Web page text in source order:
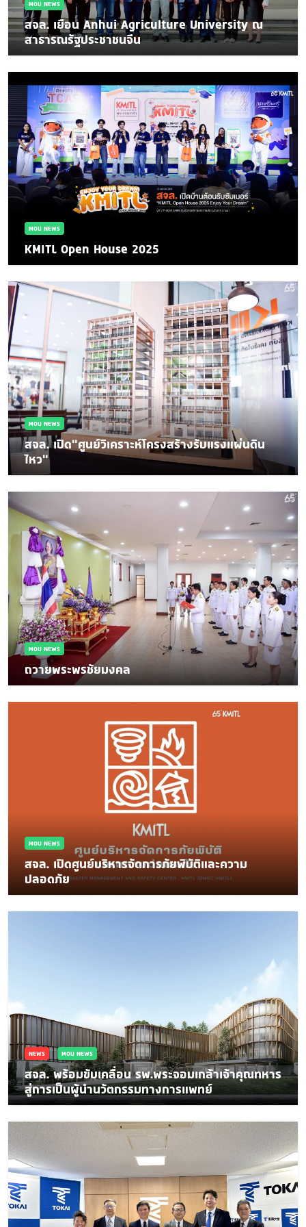
MOU NEWS
สจล. เยือน Anhui Agriculture University ณ
สาธารณรัฐประชาชนจีน
MOU NEWS
KMITL Open House 2025
MOU NEWS
สจล. เปิด"ศูนย์วิเคราะห์โครงสร้างรับแรงแผ่นดิน
ไหว"
MOU NEWS
ถวายพระพรชัยมงคล
MOU NEWS
สจล. เปิดศูนย์บริหารจัดการภัยพิบัติและความ
ปลอดภัย
NEWS MOU NEWS
สจล. พร้อมขับเคลื่อน รพ.พระจอมเกล้าเจ้าคุณทหาร
สู่การเป็นผู้นำนวัตกรรมทางการแพทย์